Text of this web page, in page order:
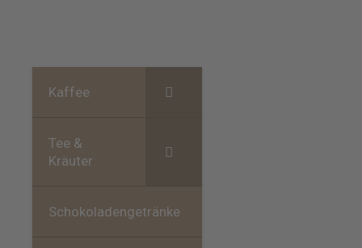
Kaffee
Tee &
Kräuter
Schokoladengetränke